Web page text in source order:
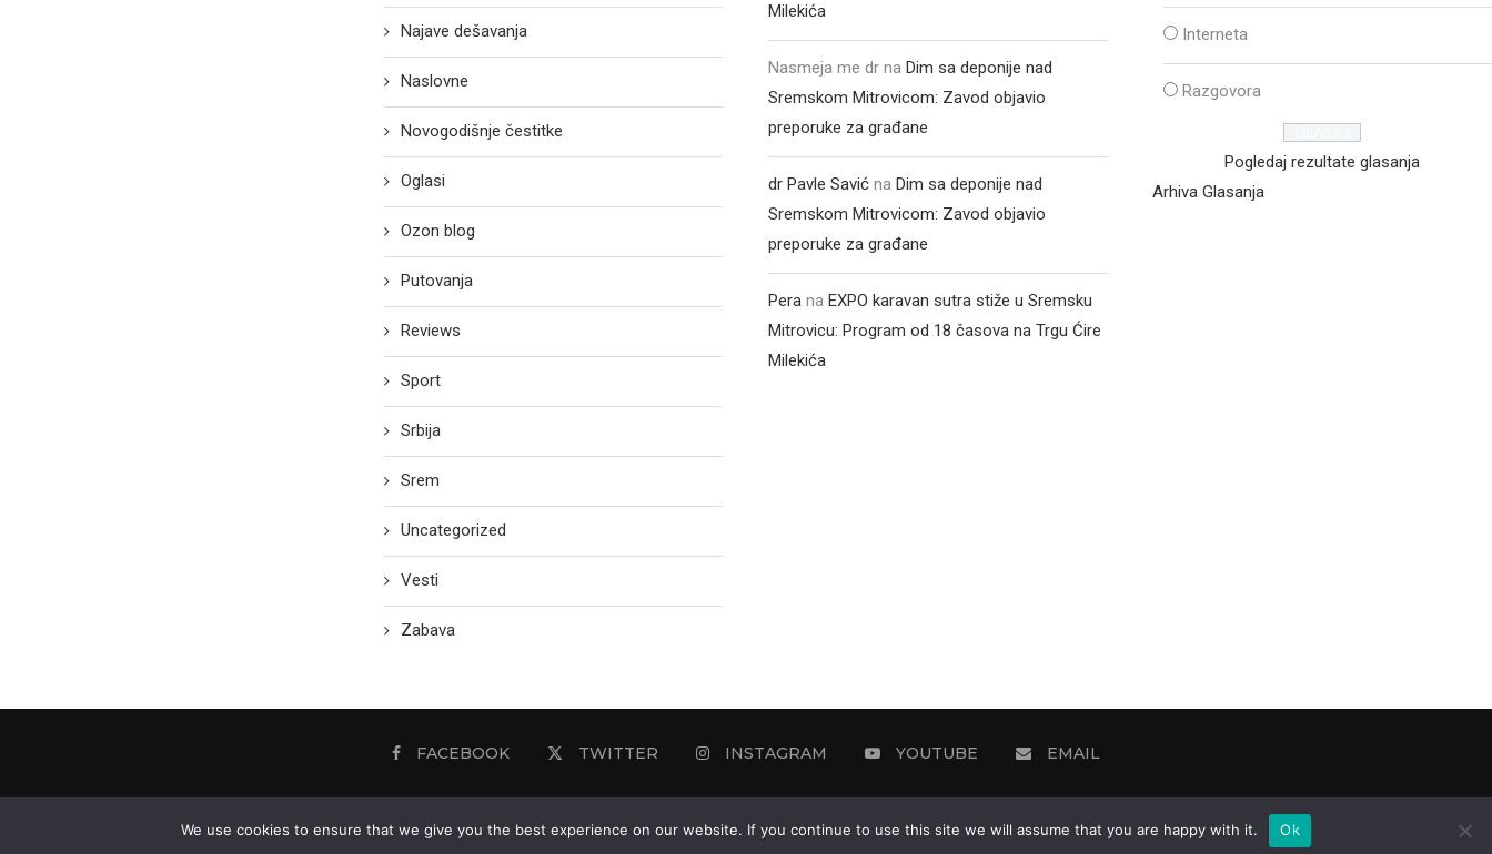
Najave dešavanja
Naslovne
Novogodišnje čestitke
Oglasi
Ozon blog
Putovanja
Reviews
Sport
Srbija
Srem
Uncategorized
Vesti
Zabava
Milekića
Nasmeja me dr naDim sa deponije nad
Sremskom Mitrovicom: Zavod objavio
preporuke za građane
dr Pavle Savić naDim sa deponije nad
Sremskom Mitrovicom: Zavod objavio
preporuke za građane
Pera naEXPO karavan sutra stiže u Sremsku
Mitrovicu: Program od 18 časova na Trgu Ćire
Milekića
Interneta
Razgovora
Pogledaj rezultate glasanja
Arhiva Glasanja
FACEBOOK TWITTER INSTAGRAM YOUTUBE EMAIL
2025 - © - Ozon Media Sremska Mitrovica
We use cookies to ensure that we give you the best experience on our website. If you continue to use this site we will assume that you are happy with it. Ok